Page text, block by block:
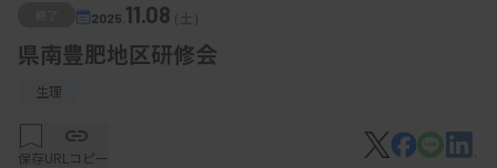
2025. 11.08（土）
県南豊肥地区研修会
生理
保存URLコピー